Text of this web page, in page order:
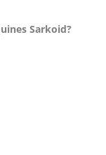
Sarkoid?